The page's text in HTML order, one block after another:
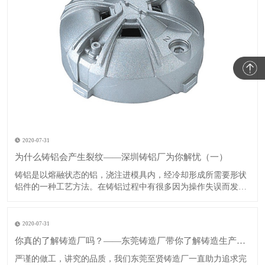
2020-07-31
为什么铸铝会产生裂纹——深圳铸铝厂为你解忧（一）
​铸铝是以熔融状态的铝，浇注进模具内，经冷却形成所需要形状
铝件的一种工艺方法。在铸铝过程中有很多因为操作失误而发生
2.砂型(芯)退让性不良。3.铸型局部过热。4.浇注温度过高。5.自
2020-07-31
你真的了解铸造厂吗？——东莞铸造厂带你了解铸造生产工艺流程
​​严谨的做工，讲究的品质，我们东莞至贤铸造厂一直助力追求完